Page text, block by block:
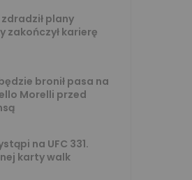
plany
zakończył karierę
bronił pasa na
Morelli przed
na UFC 331.
karty walk